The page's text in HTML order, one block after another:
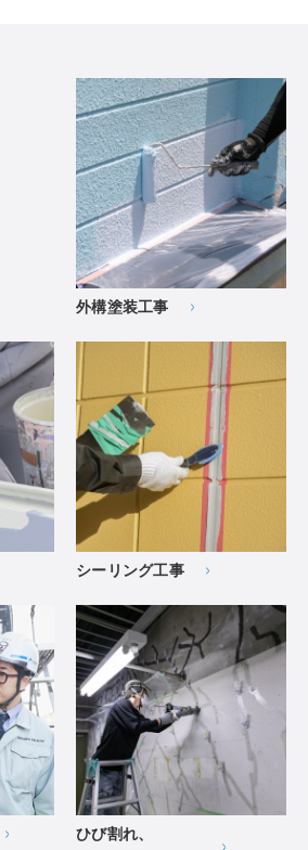
外構塗装工事
シーリング工事
ひび割れ、